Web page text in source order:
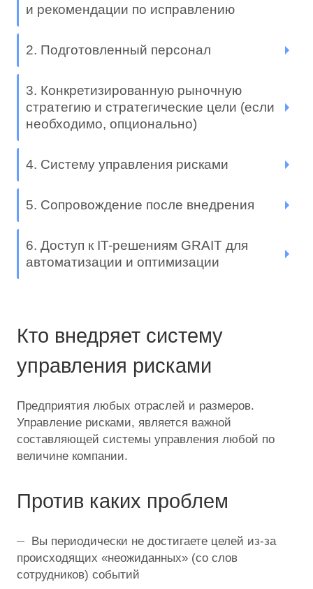
и рекомендации по исправлению
2. Подготовленный персонал
3. Конкретизированную рыночную
стратегию и стратегические цели (если
необходимо, опционально)
4. Систему управления рисками
5. Сопровождение после внедрения
6. Доступ к IT-решениям GRAIT для
автоматизации и оптимизации
Кто внедряет систему
управления рисками
Предприятия любых отраслей и размеров.
Управление рисками, является важной
составляющей системы управления любой по
величине компании.
Против каких проблем
Вы периодически не достигаете целей из-за
происходящих «неожиданных» (со слов
сотрудников) событий